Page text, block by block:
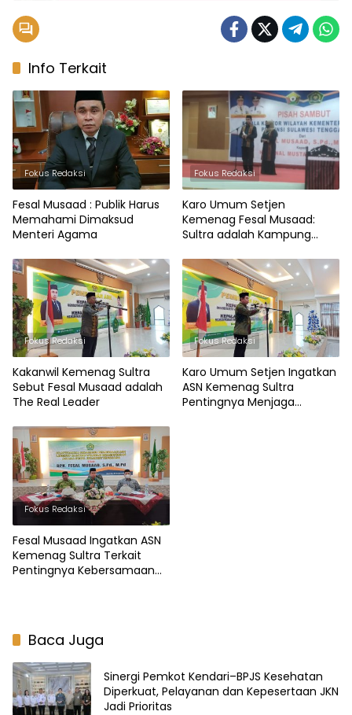
Info Terkait
Fokus Redaksi
Fesal Musaad : Publik Harus
Memahami Dimaksud
Menteri Agama
Fokus Redaksi
Karo Umum Setjen
Kemenag Fesal Musaad:
Sultra adalah Kampung
Fokus Redaksi
Kakanwil Kemenag Sultra
Sebut Fesal Musaad adalah
The Real Leader
Fokus Redaksi
Karo Umum Setjen Ingatkan
ASN Kemenag Sultra
Pentingnya Menjaga
Fokus Redaksi
Fesal Musaad Ingatkan ASN
Kemenag Sultra Terkait
Pentingnya Kebersamaan
Baca Juga
Sinergi Pemkot Kendari–BPJS Kesehatan
Diperkuat, Pelayanan dan Kepesertaan JKN
Jadi Prioritas